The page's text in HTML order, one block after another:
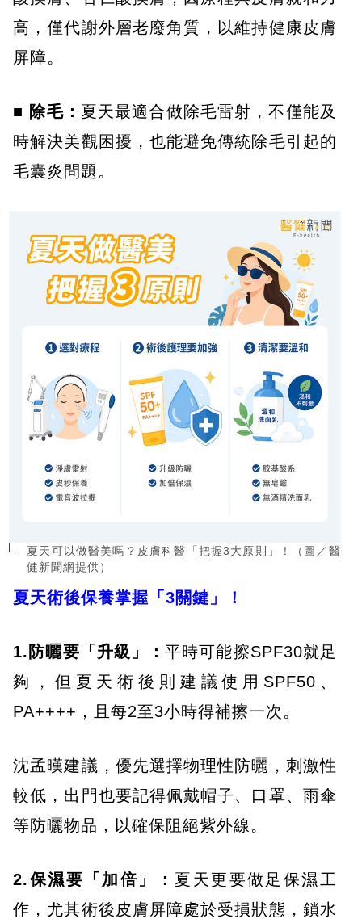
高，僅代謝外層老廢角質，以維持健康皮膚
屏障。
■ 除毛： 夏天最適合做除毛雷射，不僅能及
時解決美觀困擾，也能避免傳統除毛引起的
毛囊炎問題。
夏天可以做醫美嗎？皮膚科醫「把握3大原則」！（圖／醫
健新聞網提供）
夏天術後保養掌握「3關鍵」！
1.防曬要「升級」：平時可能擦SPF30就足
夠，但夏天術後則建議使用SPF50、
PA++++，且每2至3小時得補擦一次。
沈孟暵建議，優先選擇物理性防曬，刺激性
較低，出門也要記得佩戴帽子、口罩、雨傘
等防曬物品，以確保阻絕紫外線。
2.保濕要「加倍」： 夏天更要做足保濕工
作，尤其術後皮膚屏障處於受損狀態，鎖水